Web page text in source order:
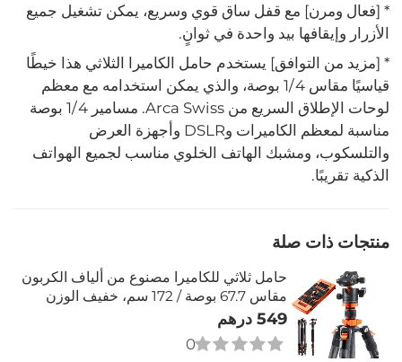
* [فعال ومرن] مع قفل ساق قوي وسريع، يمكن تشغيل جميع
الأزرار وإيقافها بيد واحدة في ثوانٍ.
* [مزيد من التوافق] يستخدم حامل الكاميرا الثلاثي هذا خيطًا
قياسيًا مقاس 1/4 بوصة، والذي يمكن استخدامه مع معظم
لوحات الإطلاق السريع من Arca Swiss. مسامير 1/4 بوصة
مناسبة لمعظم الكاميرات وDSLR وأجهزة العرض
والتلسكوب، ومشبك الهاتف الخلوي مناسب لجميع الهواتف
الذكية تقريبًا.
منتجات ذات صلة
حامل ثلاثي للكاميرا مصنوع من ألياف الكربون
مقاس 67.7 بوصة / 172 سم، خفيف الوزن
ومحمول أثناء السفر، حامل ثلاثي القوائم
للكاميرا مع حامل أحادي قابل للفصل وتصوير
متعدد الزوايا D255C4+BH-28L (SA255C1)
549 درهم
0